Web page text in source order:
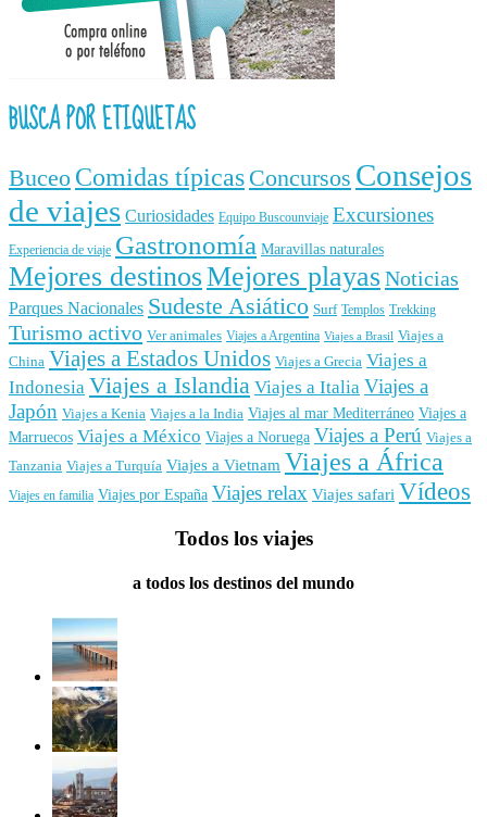
BUSCA POR ETIQUETAS
Buceo Comidas típicas Concursos Consejos
de viajes Curiosidades Equipo Buscounviaje Excursiones
Experiencia de viaje Gastronomía Maravillas naturales
Mejores destinosMejores playasNoticias
Parques Nacionales Sudeste Asiático Surf Templos Trekking
Turismo activo Ver animales Viajes a Argentina Viajes a Brasil Viajes a
China Viajes a Estados Unidos Viajes a Grecia Viajes a
Indonesia Viajes a Islandia Viajes a Italia Viajes a
Japón Viajes a Kenia Viajes a la India Viajes al mar Mediterráneo Viajes a
Marruecos Viajes a México Viajes a Noruega Viajes a Perú Viajes a
Tanzania Viajes a Turquía Viajes a Vietnam Viajes a África
Viajes en familia Viajes por España Viajes relax Viajes safari Vídeos
Todos los viajes
a todos los destinos del mundo